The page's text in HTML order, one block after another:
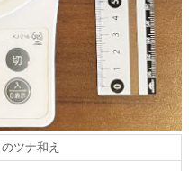
ツナ和え